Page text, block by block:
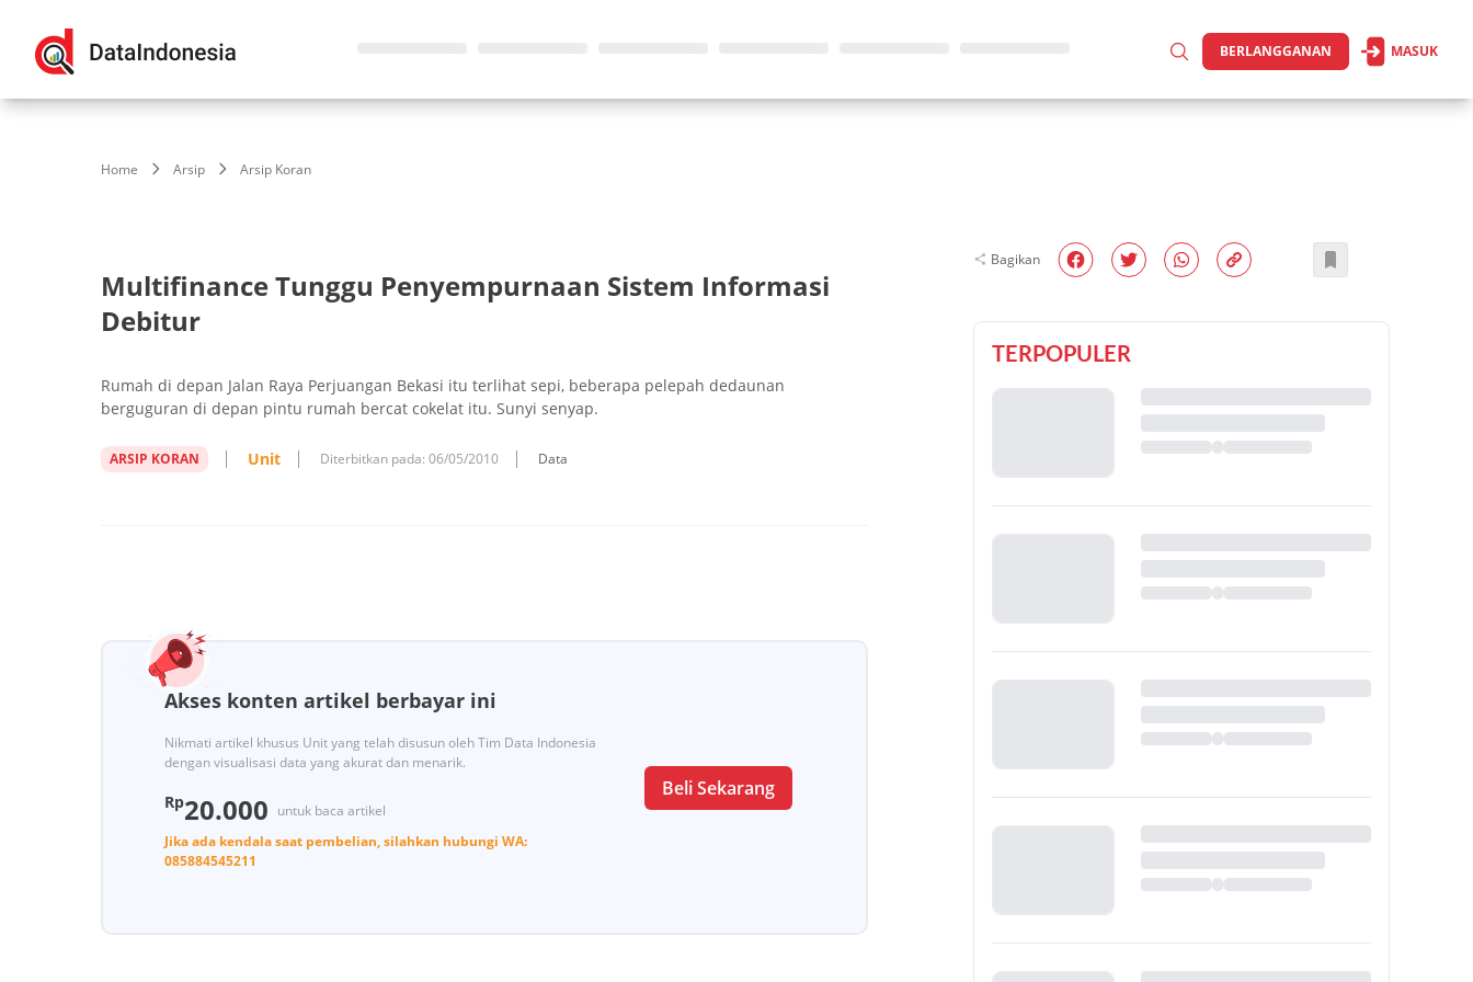
BERLANGGANAN MASUK
Home Arsip Arsip Koran
Multifinance Tunggu Penyempurnaan Sistem Informasi
Debitur
Rumah di depan Jalan Raya Perjuangan Bekasi itu terlihat sepi, beberapa pelepah dedaunan
berguguran di depan pintu rumah bercat cokelat itu. Sunyi senyap.
ARSIP KORAN Unit Diterbitkan pada: 06/05/2010 Data
Akses konten artikel berbayar ini
Nikmati artikel khusus Unit yang telah disusun oleh Tim Data Indonesia
dengan visualisasi data yang akurat dan menarik.
Rp20.000 untuk baca artikel
Jika ada kendala saat pembelian, silahkan hubungi WA:
085884545211
Beli Sekarang
Bagikan
TERPOPULER